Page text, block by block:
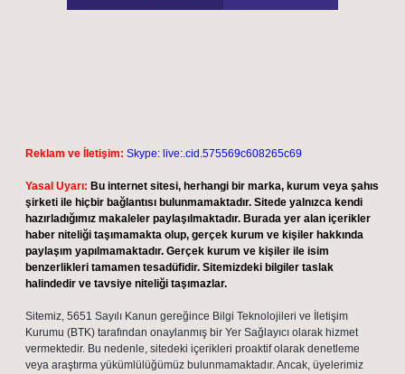
Reklam ve İletişim: Skype: live:.cid.575569c608265c69
Yasal Uyarı: Bu internet sitesi, herhangi bir marka, kurum veya şahıs
şirketi ile hiçbir bağlantısı bulunmamaktadır. Sitede yalnızca kendi
hazırladığımız makaleler paylaşılmaktadır. Burada yer alan içerikler
haber niteliği taşımamakta olup, gerçek kurum ve kişiler hakkında
paylaşım yapılmamaktadır. Gerçek kurum ve kişiler ile isim
benzerlikleri tamamen tesadüfidir. Sitemizdeki bilgiler taslak
halindedir ve tavsiye niteliği taşımazlar.
Sitemiz, 5651 Sayılı Kanun gereğince Bilgi Teknolojileri ve İletişim
Kurumu (BTK) tarafından onaylanmış bir Yer Sağlayıcı olarak hizmet
vermektedir. Bu nedenle, sitedeki içerikleri proaktif olarak denetleme
veya araştırma yükümlülüğümüz bulunmamaktadır. Ancak, üyelerimiz